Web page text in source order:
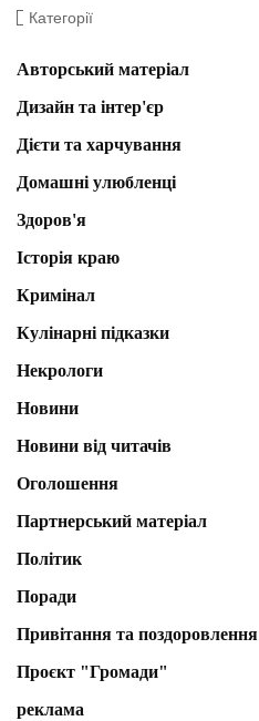
Категорії
Авторський матеріал
Дизайн та інтер'єр
Дієти та харчування
Домашні улюбленці
Здоров'я
Історія краю
Кримінал
Кулінарні підказки
Некрологи
Новини
Новини від читачів
Оголошення
Партнерський матеріал
Політик
Поради
Привітання та поздоровлення
Проєкт "Громади"
реклама